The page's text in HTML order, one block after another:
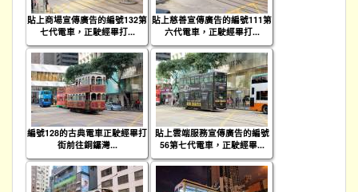
貼上商場宣傳廣告的編號132第
七代電車，正駛經畢打...
貼上慈善宣傳廣告的編號111第
六代電車，正駛經畢打...
編號128的古典電車正駛經畢打
街前往銅鑼灣...
貼上雲端服務宣傳廣告的編號
56第七代電車，正駛經畢...